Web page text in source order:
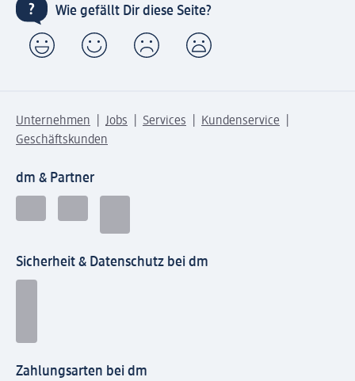
Wie gefällt Dir diese Seite?
Unternehmen Jobs Services
Kundenservice
Geschäftskunden
dm & Partner
Sicherheit & Datenschutz bei dm
Zahlungsarten bei dm